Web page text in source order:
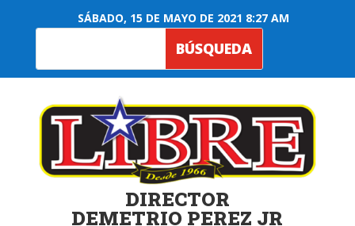
SÁBADO, 15 DE MAYO DE 2021 8:27 AM
DIRECTOR
DEMETRIO PEREZ JR